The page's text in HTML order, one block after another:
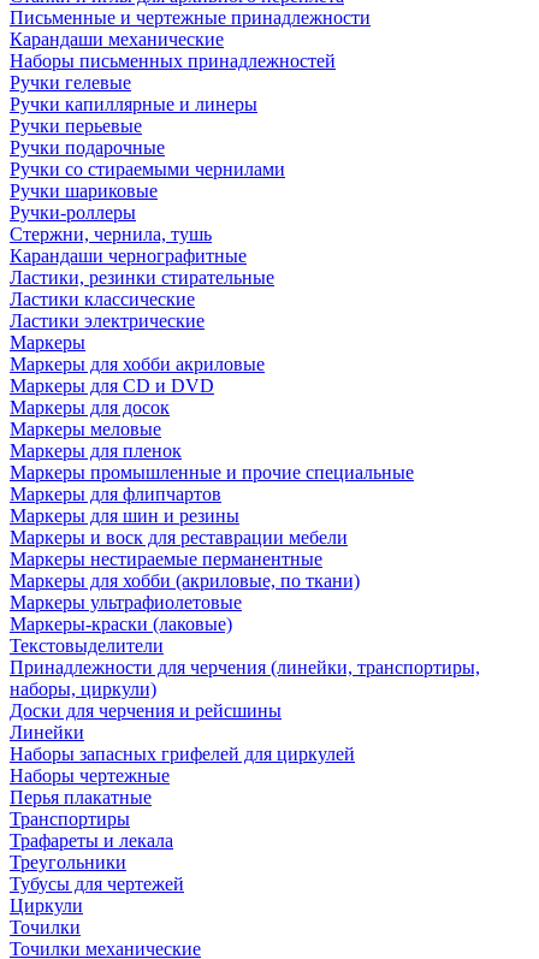
Письменные и чертежные принадлежности
Карандаши механические
Наборы письменных принадлежностей
Ручки гелевые
Ручки капиллярные и линеры
Ручки перьевые
Ручки подарочные
Ручки со стираемыми чернилами
Ручки шариковые
Ручки-роллеры
Стержни, чернила, тушь
Карандаши чернографитные
Ластики, резинки стирательные
Ластики классические
Ластики электрические
Маркеры
Маркеры для хобби акриловые
Маркеры для CD и DVD
Маркеры для досок
Маркеры меловые
Маркеры для пленок
Маркеры промышленные и прочие специальные
Маркеры для флипчартов
Маркеры для шин и резины
Маркеры и воск для реставрации мебели
Маркеры нестираемые перманентные
Маркеры для хобби (акриловые, по ткани)
Маркеры ультрафиолетовые
Маркеры-краски (лаковые)
Текстовыделители
Принадлежности для черчения (линейки, транспортиры,
наборы, циркули)
Доски для черчения и рейсшины
Линейки
Наборы запасных грифелей для циркулей
Наборы чертежные
Перья плакатные
Транспортиры
Трафареты и лекала
Треугольники
Тубусы для чертежей
Циркули
Точилки
Точилки механические